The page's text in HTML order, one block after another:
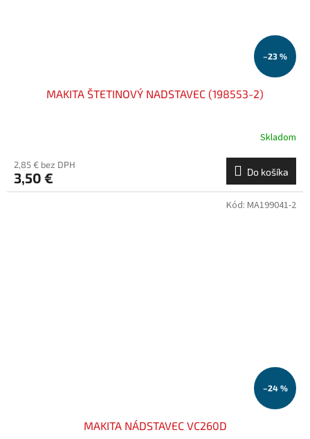
–23 %
MAKITA ŠTETINOVÝ NADSTAVEC (198553-2)
Skladom
2,85 € bez DPH
3,50 € Do košíka
–24 %
MAKITA NÁDSTAVEC VC260D
Kód: MA199041-2